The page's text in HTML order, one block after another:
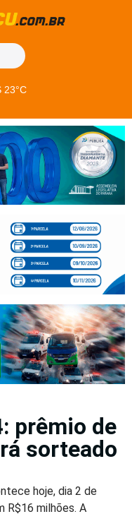
23°C
prêmio de
sorteado
hoje, dia 2 de
R$16 milhões. A